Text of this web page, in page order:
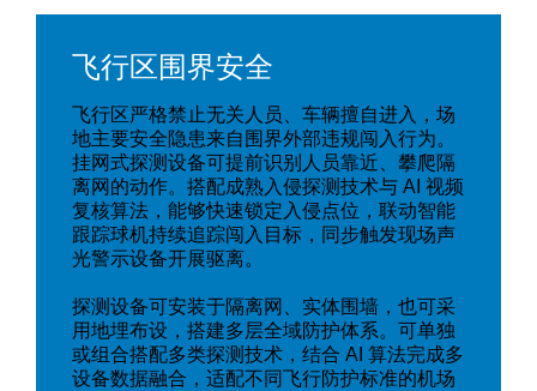
飞行区围界安全
飞行区严格禁止无关人员、车辆擅自进入，场
地主要安全隐患来自围界外部违规闯入行为。
挂网式探测设备可提前识别人员靠近、攀爬隔
离网的动作。搭配成熟入侵探测技术与 AI 视频
复核算法，能够快速锁定入侵点位，联动智能
跟踪球机持续追踪闯入目标，同步触发现场声
光警示设备开展驱离。
探测设备可安装于隔离网、实体围墙，也可采
用地埋布设，搭建多层全域防护体系。可单独
或组合搭配多类探测技术，结合 AI 算法完成多
设备数据融合，适配不同飞行防护标准的机场